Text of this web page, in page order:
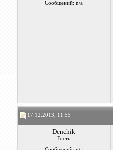
Сообщений: n/a
17.12.2013, 11:55
Denchik
Гость